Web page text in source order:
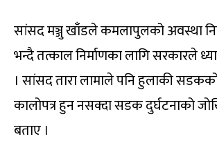
सांसद मञ्जु खाँडले कमलापुलको अवस्था
भन्दै तत्काल निर्माणका लागि सरकारले
। सांसद तारा लामाले पनि हुलाकी
कालोपत्र हुन नसक्दा सडक दुर्घटनाको
बताए ।